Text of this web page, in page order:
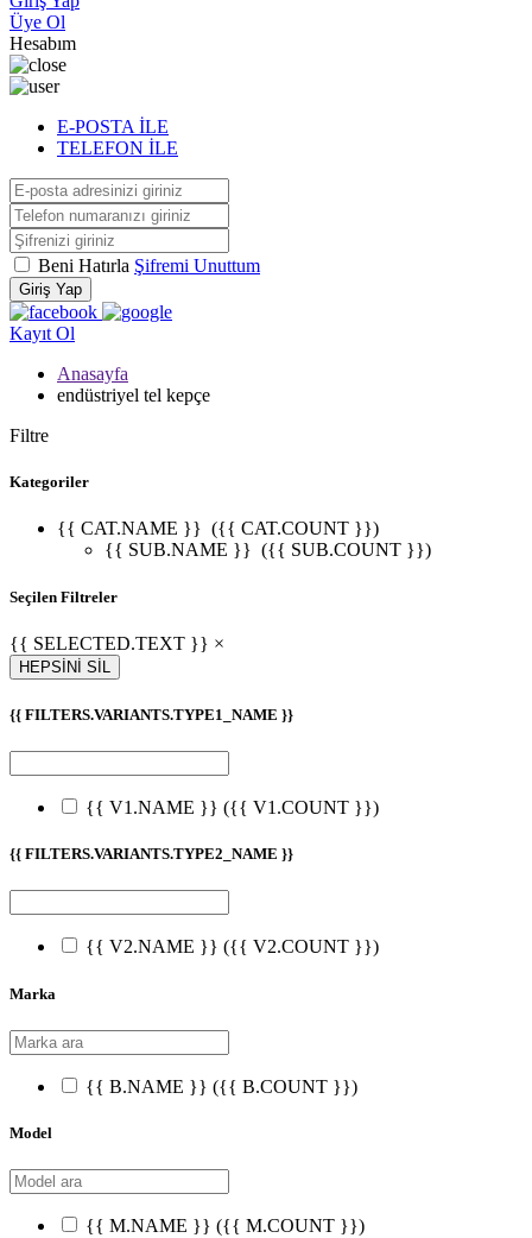
Üye Ol
Hesabım
E-POSTA İLE
TELEFON İLE
Beni Hatırla Şifremi Unuttum
Giriş Yap
Kayıt Ol
Anasayfa
endüstriyel tel kepçe
Filtre
Kategoriler
{{ CAT.NAME }} ({{ CAT.COUNT }})
{{ SUB.NAME }} ({{ SUB.COUNT }})
Seçilen Filtreler
{{ SELECTED.TEXT }} ×
HEPSİNİ SİL
{{ FILTERS.VARIANTS.TYPE1_NAME }}
{{ V1.NAME }} ({{ V1.COUNT }})
{{ FILTERS.VARIANTS.TYPE2_NAME }}
{{ V2.NAME }} ({{ V2.COUNT }})
Marka
{{ B.NAME }} ({{ B.COUNT }})
Model
{{ M.NAME }} ({{ M.COUNT }})